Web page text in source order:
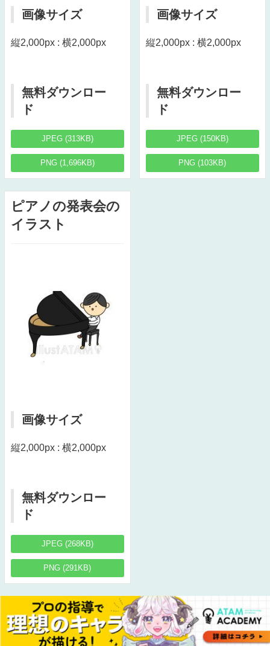
画像サイズ
縦2,000px : 横2,000px
無料ダウンロー
ド
JPEG (313KB)
PNG (1,696KB)
画像サイズ
縦2,000px : 横2,000px
無料ダウンロー
ド
JPEG (150KB)
PNG (103KB)
ピアノの発表会の
イラスト
画像サイズ
縦2,000px : 横2,000px
無料ダウンロー
ド
JPEG (268KB)
PNG (291KB)